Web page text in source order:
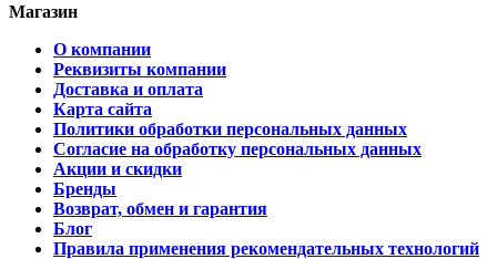
Магазин
О компании
Реквизиты компании
Доставка и оплата
Карта сайта
Политики обработки персональных данных
Согласие на обработку персональных данных
Акции и скидки
Бренды
Возврат, обмен и гарантия
Блог
Правила применения рекомендательных технологий